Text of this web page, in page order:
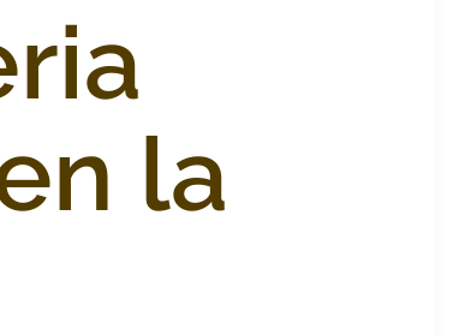
la